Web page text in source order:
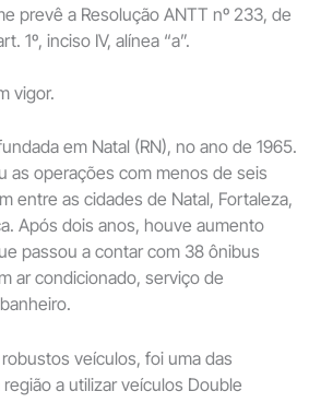
prevê a Resolução ANTT nº 233, de
1º, inciso IV, alínea “a”.
vigor.
em Natal (RN), no ano de 1965.
as operações com menos de seis
entre as cidades de Natal, Fortaleza,
Após dois anos, houve aumento
passou a contar com 38 ônibus
ar condicionado, serviço de
veículos, foi uma das
a utilizar veículos Double